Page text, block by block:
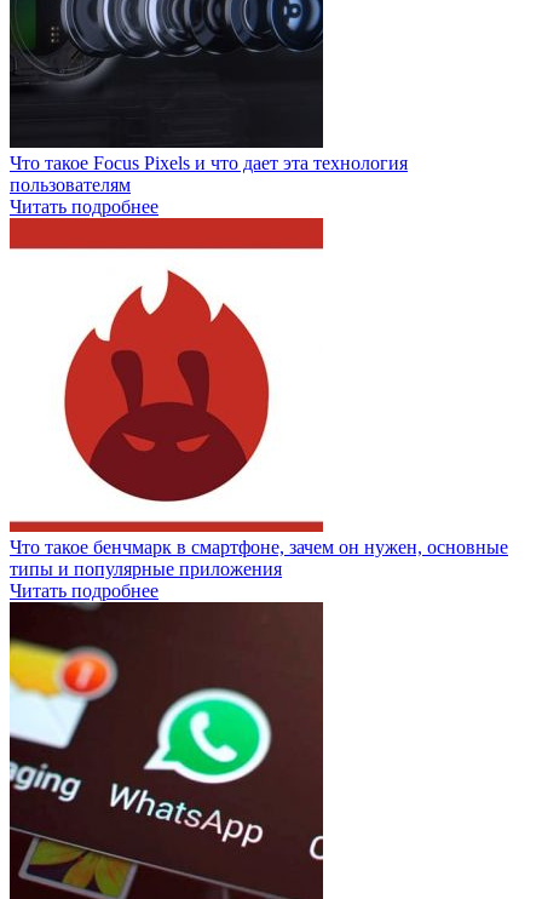
Что такое Focus Pixels и что дает эта технология
пользователям
Читать подробнее
Что такое бенчмарк в смартфоне, зачем он нужен, основные
типы и популярные приложения
Читать подробнее